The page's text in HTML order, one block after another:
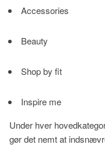
Accessories
Beauty
Shop by fit
Inspire me
Under hver
gør det nemt at